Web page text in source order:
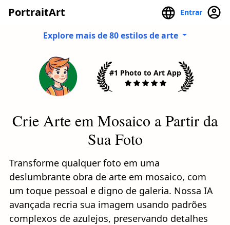
PortraitArt Entrar
Explore mais de 80 estilos de arte
#1 Photo to Art App
Crie Arte em Mosaico a Partir da
Sua Foto
Transforme qualquer foto em uma
deslumbrante obra de arte em mosaico, com
um toque pessoal e digno de galeria. Nossa IA
avançada recria sua imagem usando padrões
complexos de azulejos, preservando detalhes